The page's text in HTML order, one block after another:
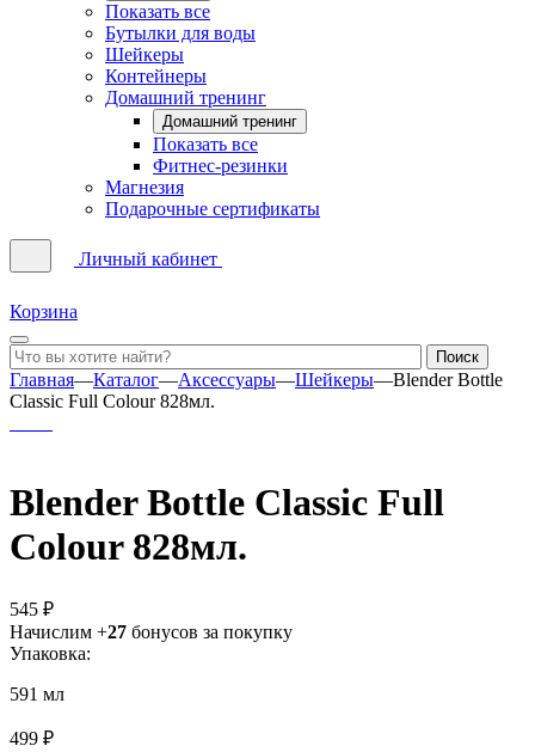
Показать все
Бутылки для воды
Шейкеры
Контейнеры
Домашний тренинг
Домашний тренинг
Показать все
Фитнес-резинки
Магнезия
Подарочные сертификаты
Личный кабинет
Корзина
Главная—Каталог—Аксессуары—Шейкеры—Blender Bottle
Classic Full Colour 828мл.
Blender Bottle Classic Full
Colour 828мл.
545 ₽
Начислим +27 бонусов за покупку
Упаковка:
591 мл
499 ₽